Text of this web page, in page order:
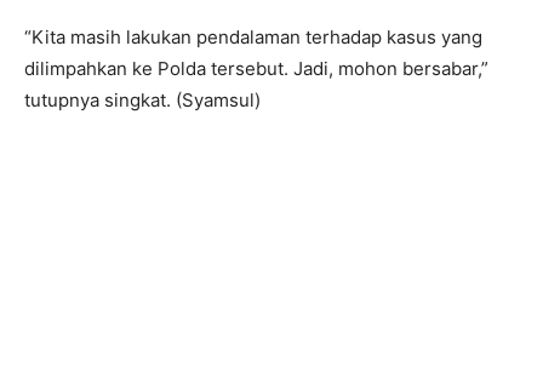
“Kita masih lakukan pendalaman terhadap kasus yang
dilimpahkan ke Polda tersebut. Jadi, mohon bersabar,”
tutupnya singkat. (Syamsul)